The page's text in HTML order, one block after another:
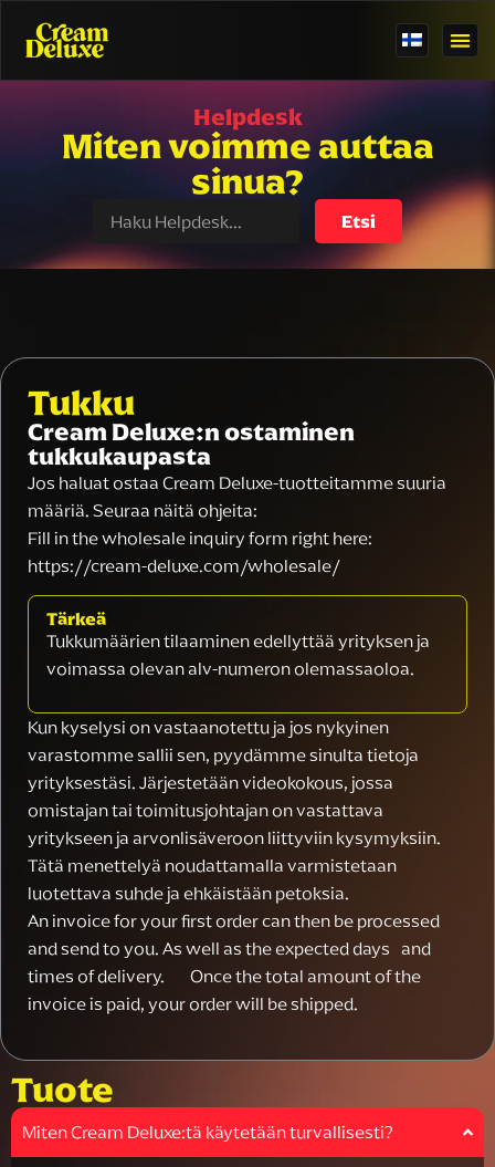
Helpdesk
Miten voimme auttaa
sinua?
Etsi
Tukku
Cream Deluxe:n ostaminen
tukkukaupasta
Jos haluat ostaa Cream Deluxe-tuotteitamme suuria
määriä. Seuraa näitä ohjeita:
Fill in the wholesale inquiry form right here:
https://cream-deluxe.com/wholesale/
Tärkeä
Tukkumäärien tilaaminen edellyttää yrityksen ja
voimassa olevan alv-numeron olemassaoloa.
Kun kyselysi on vastaanotettu ja jos nykyinen
varastomme sallii sen, pyydämme sinulta tietoja
yrityksestäsi. Järjestetään videokokous, jossa
omistajan tai toimitusjohtajan on vastattava
yritykseen ja arvonlisäveroon liittyviin kysymyksiin.
Tätä menettelyä noudattamalla varmistetaan
luotettava suhde ja ehkäistään petoksia.
An invoice for your first order can then be processed
and send to you. As well as the expected days and
times of delivery. Once the total amount of the
invoice is paid, your order will be shipped.
Tuote
Miten Cream Deluxe:tä käytetään turvallisesti?